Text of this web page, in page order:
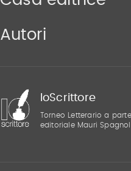
Autori
IoScrittore
Torneo Letterario a
editoriale Mauri Spagnol